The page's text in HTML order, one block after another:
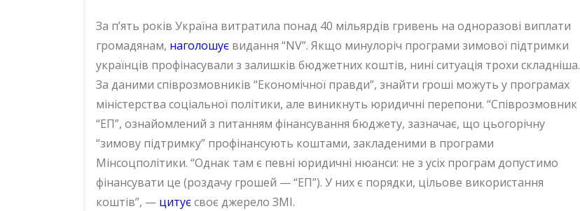
За п’ять років Україна витратила понад 40 мільярдів гривень на одноразові виплати
громадянам, наголошує видання “NV”. Якщо минулоріч програми зимової підтримки
українців профінасували з залишків бюджетних коштів, нині ситуація трохи складніша.
За даними співрозмовників “Економічної правди”, знайти гроші можуть у програмах
міністерства соціальної політики, але виникнуть юридичні перепони. “Співрозмовник
“ЕП”, ознайомлений з питанням фінансування бюджету, зазначає, що цьогорічну
“зимову підтримку” профінансують коштами, закладеними в програми
Мінсоцполітики. “Однак там є певні юридичні нюанси: не з усіх програм допустимо
фінансувати це (роздачу грошей — “ЕП”). У них є порядки, цільове використання
коштів”, — цитуєсвоє джерело ЗМІ.